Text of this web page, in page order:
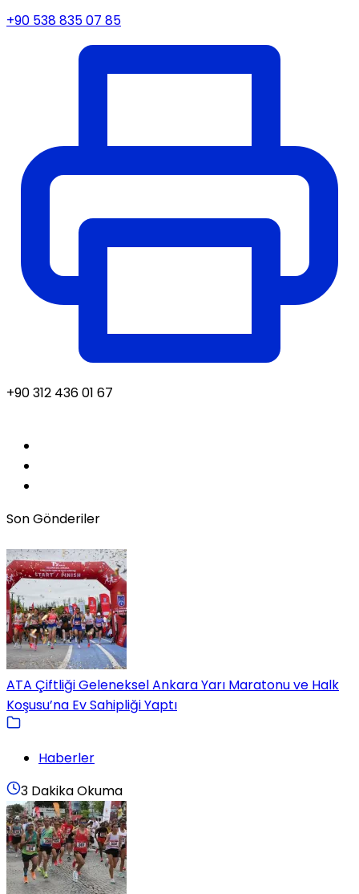
+90 538 835 07 85
+90 312 436 01 67
Son Gönderiler
ATA Çiftliği Geleneksel Ankara Yarı Maratonu ve Halk
Koşusu’na Ev Sahipliği Yaptı
Haberler
3 Dakika Okuma